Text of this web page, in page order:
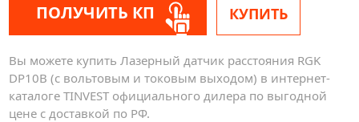
ПОЛУЧИТЬ КП КУПИТЬ
Вы можете купить Лазерный датчик расстояния RGK
DP10B (с вольтовым и токовым выходом) в интернет-
каталоге TINVEST официального дилера по выгодной
цене с доставкой по РФ.